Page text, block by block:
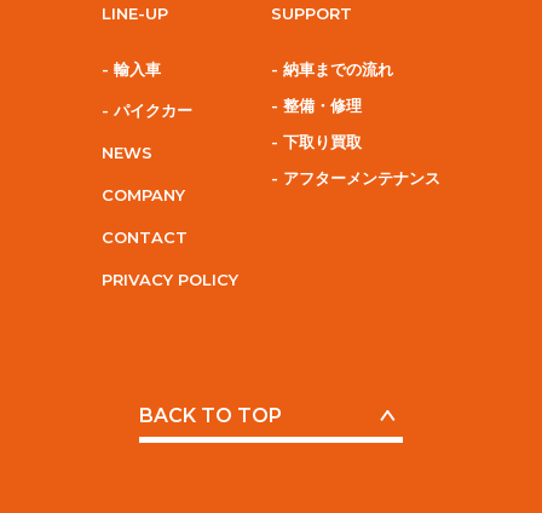
LINE-UP
- 輸入車
- パイクカー
NEWS
COMPANY
CONTACT
PRIVACY POLICY
SUPPORT
- 納車までの流れ
- 整備・修理
- 下取り買取
- アフターメンテナンス
BACK TO TOP